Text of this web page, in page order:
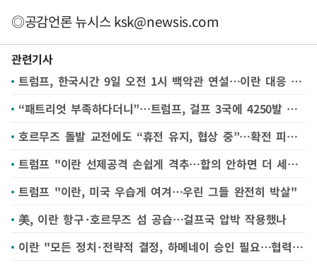
◎공감언론 뉴시스ksk@newsis.com
관련기사
트럼프, 한국시간 9일 오전 1시 백악관 연설…이란 대응 방향 밝히나
“패트리엇 부족하다더니”…트럼프, 걸프 3국에 4250발 판매 승인
호르무즈 돌발 교전에도 “휴전 유지, 협상 중”…확전 피했다(종합2보)
트럼프 "이란 선제공격 손쉽게 격추…합의 안하면 더 세게 타격"(종합)
트럼프 "이란, 미국 우습게 여겨…우린 그들 완전히 박살"
美, 이란 항구·호르무즈 섬 공습…걸프국 압박 작용했나
이란 "모든 정치·전략적 결정, 하메네이 승인 필요…협력 추구"